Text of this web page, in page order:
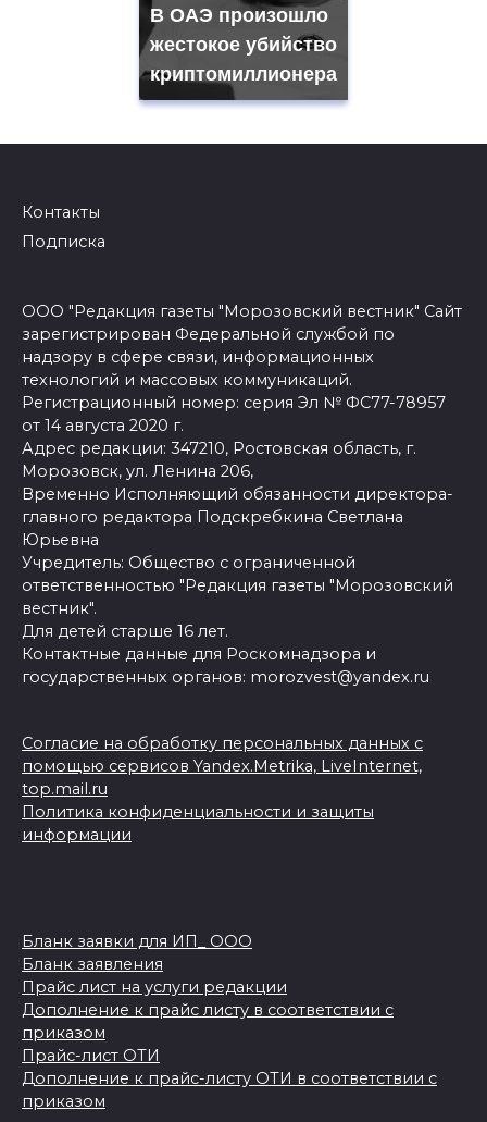
В ОАЭ произошло
жестокое убийство
криптомиллионера
Контакты
Подписка
ООО "Редакция газеты "Морозовский вестник" Сайт
зарегистрирован Федеральной службой по
надзору в сфере связи, информационных
технологий и массовых коммуникаций.
Регистрационный номер: серия Эл № ФС77-78957
от 14 августа 2020 г.
Адрес редакции: 347210, Ростовская область, г.
Морозовск, ул. Ленина 206,
Временно Исполняющий обязанности директора-
главного редактора Подскребкина Светлана
Юрьевна
Учредитель: Общество с ограниченной
ответственностью "Редакция газеты "Морозовский
вестник".
Для детей старше 16 лет.
Контактные данные для Роскомнадзора и
государственных органов: morozvest@yandex.ru
Согласие на обработку персональных данных с
помощью сервисов Yandex.Metrika, LiveInternet,
top.mail.ru
Политика конфиденциальности и защиты
информации
Бланк заявки для ИП_ ООО
Бланк заявления
Прайс лист на услуги редакции
Дополнение к прайс листу в соответствии с
приказом
Прайс-лист ОТИ
Дополнение к прайс-листу ОТИ в соответствии с
приказом